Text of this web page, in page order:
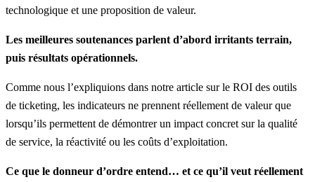
technologique et une proposition de valeur.
Les meilleures soutenances parlent d’abord irritants terrain,
puis résultats opérationnels.
Comme nous l’expliquions dans notre article sur le ROI des outils
de ticketing, les indicateurs ne prennent réellement de valeur que
lorsqu’ils permettent de démontrer un impact concret sur la qualité
de service, la réactivité ou les coûts d’exploitation.
Ce que le donneur d’ordre entend… et ce qu’il veut réellement